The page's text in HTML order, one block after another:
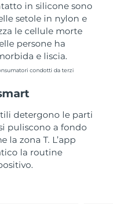
in silicone sono
setole in nylon e
le cellule morte
persone ha
e liscia.
condotti da terzi
detergono le parti
puliscono a fondo
la zona T. L’app
la routine
stimata 15/08/2026